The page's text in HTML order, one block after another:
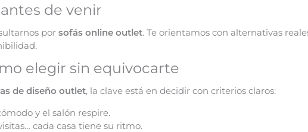
de venir
por sofás online outlet. Te orientamos con alternativas
elegir sin equivocarte
de diseño outlet, la clave está en decidir con criterios claros:
y el salón respire.
cada casa tiene su ritmo.